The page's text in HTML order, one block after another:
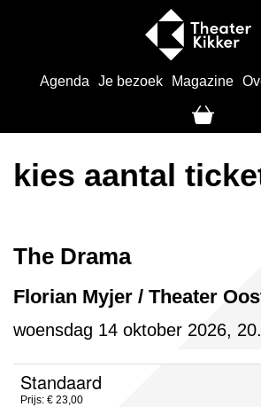
Agenda Je bezoek Magazine
kies aantal
The Drama
Florian Myjer / Theater
woensdag 14 oktober 2026,
Standaard
Prijs: € 23,00